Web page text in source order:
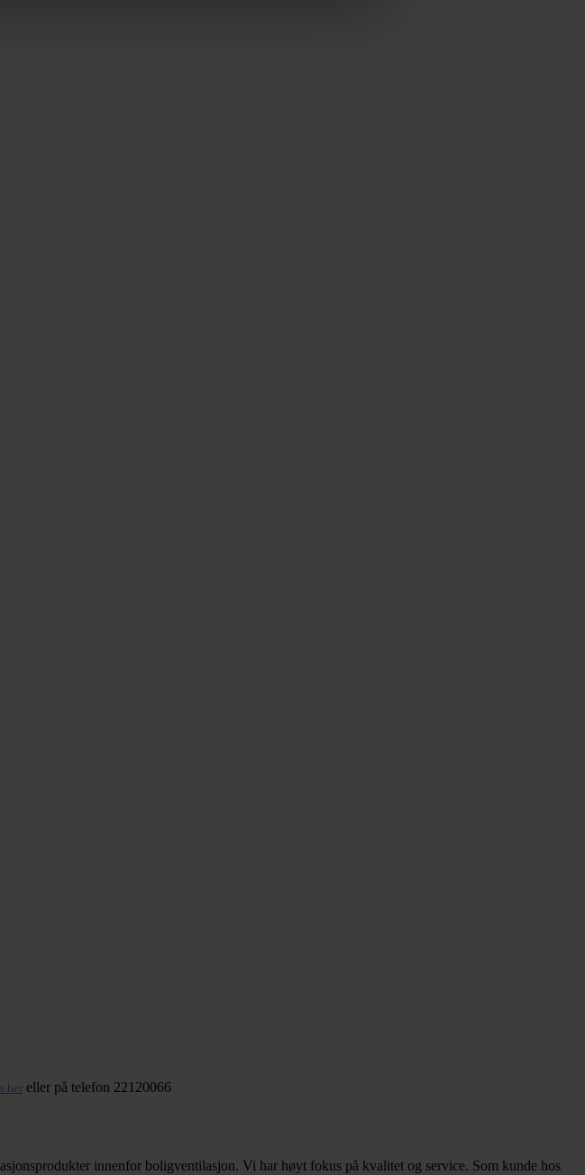
her eller på telefon 22120066
innenfor boligventilasjon. Vi har høyt fokus på kvalitet og service. Som kunde hos